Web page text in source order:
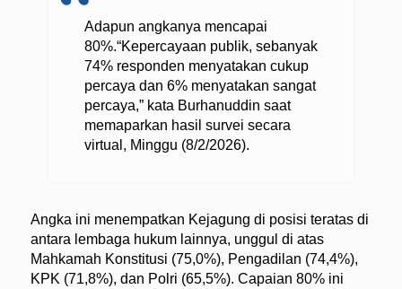
Adapun angkanya mencapai
80%.“Kepercayaan publik, sebanyak
74% responden menyatakan cukup
percaya dan 6% menyatakan sangat
percaya,” kata Burhanuddin saat
memaparkan hasil survei secara
virtual, Minggu (8/2/2026).
Angka ini menempatkan Kejagung di posisi teratas di
antara lembaga hukum lainnya, unggul di atas
Mahkamah Konstitusi (75,0%), Pengadilan (74,4%),
KPK (71,8%), dan Polri (65,5%). Capaian 80% ini